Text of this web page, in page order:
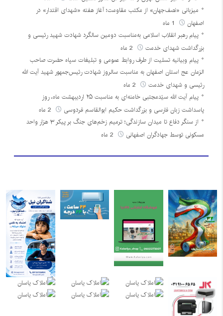
میزبانی «نصف‌جهان» از مکتب مقاومت؛ آغاز هفته «شهدای اقتدار» در
اصفهان
پیام رهبر انقلاب اسلامی به‌مناسبت دومین سالگرد شهادت شهید رئیسی و
بزرگداشت شهدای خدمت
پیام وبیانیه تسلیت از طرف روابط عمومی و تبلیغات سپاه حضرت صاحب
الزمان عج استان اصفهان به مناسبت سالروز شهادت رئیس‌جمهور شهید آیت الله
رئیسی و شهدای خدمت
پیام آیت الله سیّدمجتبی خامنه‌ای به مناسبت ۲۵ اردیبهشت ماه، روز
پاسداشت زبان فارسی و بزرگداشت حکیم ابوالقاسم فردوسی
از سنگر دفاع تا میدان سازندگی؛ ترمیم زخم‌های جنگ بر پیکر ۳ هزار واحد
مسکونی توسط جهادگران اصفهانی